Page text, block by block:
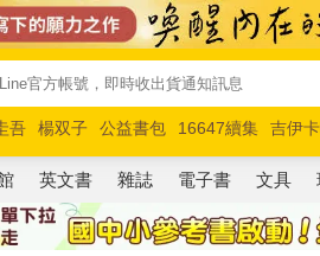
吾 楊双子 公益書包 16647續集 吉伊
路邊攤新作
馬斯克 玩具總動員5 超慢跑
英文書 雜誌 電子書 文具